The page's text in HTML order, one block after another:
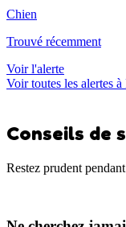
Chien
Trouvé récemment
Voir l'alerte
Voir toutes les alertes
Conseils de
Restez prudent